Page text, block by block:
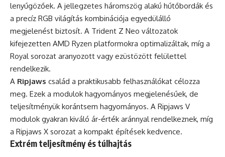
lenyűgözőek. A jellegzetes háromszög alakú hűtőbordák és
a precíz RGB világítás kombinációja egyedülálló
megjelenést biztosít. A Trident Z Neo változatok
kifejezetten AMD Ryzen platformokra optimalizáltak, míg a
Royal sorozat aranyozott vagy ezüstözött felülettel
rendelkezik.
A Ripjaws család a praktikusabb felhasználókat célozza
meg. Ezek a modulok hagyományos megjelenésűek, de
teljesítményük korántsem hagyományos. A Ripjaws V
modulok gyakran kiváló ár-érték aránnyal rendelkeznek, míg
a Ripjaws X sorozat a kompakt építések kedvence.
Extrém teljesítmény és túlhajtás